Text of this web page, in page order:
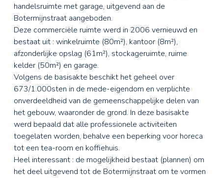
handelsruimte met garage, uitgevend aan de
Botermijnstraat aangeboden.
Deze commerciële ruimte werd in 2006 vernieuwd en
bestaat uit : winkelruimte (80m²), kantoor (8m²),
afzonderlijke opslag (61m²), stockageruimte, ruime
kelder (50m²) en garage.
Volgens de basisakte beschikt het geheel over
673/1.000sten in de mede-eigendom en verplichte
onverdeeldheid van de gemeenschappelijke delen van
het gebouw, waaronder de grond. In deze basisakte
werd bepaald dat alle professionele activiteiten
toegelaten worden, behalve een beperking voor horeca
tot een tea-room en koffiehuis.
Heel interessant : de mogelijkheid bestaat (plannen) om
het deel uitgevend tot de Botermijnstraat om te vormen